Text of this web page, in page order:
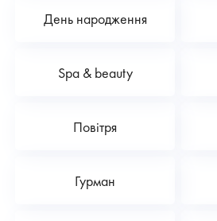
День народження
Spa & beauty
Повітря
Гурман